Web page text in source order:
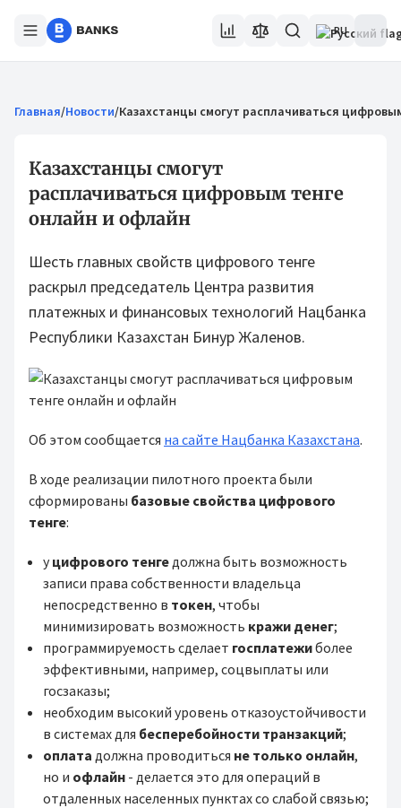
RU
Главная/Новости/Казахстанцы смогут расплачиваться
Казахстанцы смогут
расплачиваться цифровым тенге
онлайн и офлайн
Шесть главных свойств цифрового тенге
раскрыл председатель Центра развития
платежных и финансовых технологий Нацбанка
Республики Казахстан Бинур Жаленов.
Об этом сообщается на сайте Нацбанка Казахстана.
В ходе реализации пилотного проекта были
сформированы базовые свойства цифрового
тенге:
у цифрового тенгедолжна быть возможность
записи права собственности владельца
непосредственно в токен, чтобы
минимизировать возможность кражи денег;
программируемость сделает госплатежиболее
эффективными, например, соцвыплаты или
госзаказы;
необходим высокий уровень отказоустойчивости
в системах для бесперебойности транзакций;
оплата должна проводиться не только онлайн,
но и офлайн - делается это для операций в
отдаленных населенных пунктах со слабой связью;